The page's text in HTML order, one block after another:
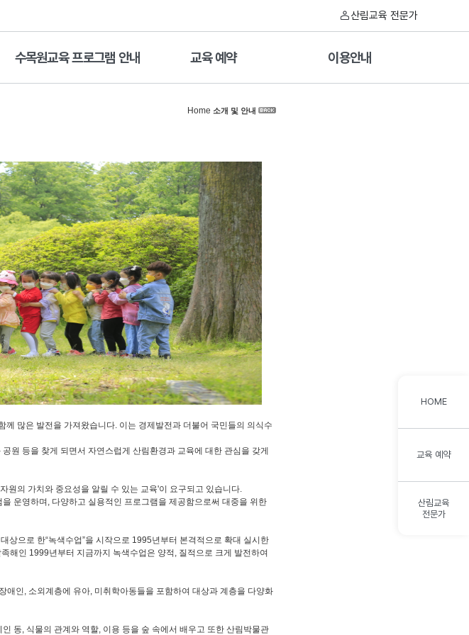
산림교육 전문가
수목원교육 프로그램 안내 교육 예약 이용안내
Home 소개 및 안내
많은 발전을 가져왔습니다. 이는 경제발전과 더불어 국민들의 의식수
원 등을 찾게 되면서 자연스럽게 산림환경과 교육에 대한 관심을 갖게
원의 가치와 중요성을 알릴 수 있는 교육'이 요구되고 있습니다.
운영하며, 다양하고 실용적인 프로그램을 제공함으로써 대중을 위한
상으로 한“녹색수업”을 시작으로 1995년부터 본격적으로 확대 실시한
해인 1999년부터 지금까지 녹색수업은 양적, 질적으로 크게 발전하여
애인, 소외계층에 유아, 미취학아동들을 포함하여 대상과 계층을 다양화
동, 식물의 관계와 역할, 이용 등을 숲 속에서 배우고 또한 산림박물관
HOME
교육 예약
산림교육
전문가